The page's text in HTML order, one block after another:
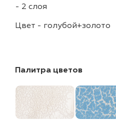
- 2 слоя
Цвет - голубой+золото
Палитра цветов